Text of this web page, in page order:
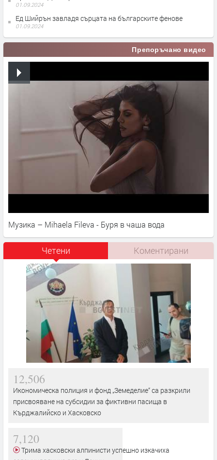
01.09.2024
Ед Шийрън завладя сърцата на българските фенове
01.09.2024
Препоръчано видео
Музика – Mihaela Fileva - Буря в чаша вода
Четени Коментирани
12,506
Икономическа полиция и фонд „Земеделие“ са разкрили
присвояване на субсидии за фиктивни пасища в
Кърджалийско и Хасковско
7,120